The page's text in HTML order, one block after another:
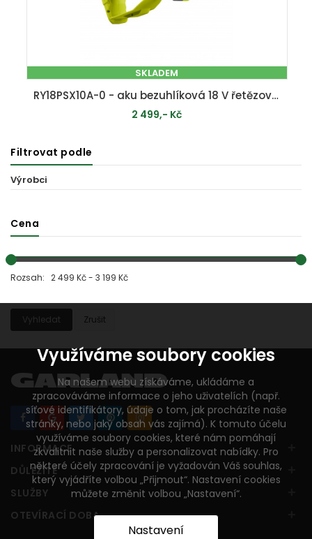
SKLADEM
RY18PSX10A-0 - aku bezuhlíková 18 V řetězová pila ONE+ (bez baterie a nabíječky)
2 499,- Kč
Filtrovat podle
Výrobci
Cena
Rozsah: 2 499 Kč - 3 199 Kč
Vyhledat Zrušit
INFORMACE
DŮLEŽITÉ
SLUŽBY
OTEVÍRACÍ DOBA
Využíváme soubory cookies
Na našem webu získáváme, ukládáme a
zpracováváme informace o jeho uživatelích (např.
síťové identifikátory, údaje o tom, jak procházíte naše
stránky, nebo jaký obsah vás zajímá). K tomuto účelu
využíváme soubory cookies, které nám pomáhají
zkvalitnit naše služby a personalizovat nabídky. Pro
některé účely zpracování je vyžadován Váš souhlas,
který vyjádříte volbou „Přijmout“. Nastavení cookies
můžete změnit volbou „Nastavení“.
Nastavení